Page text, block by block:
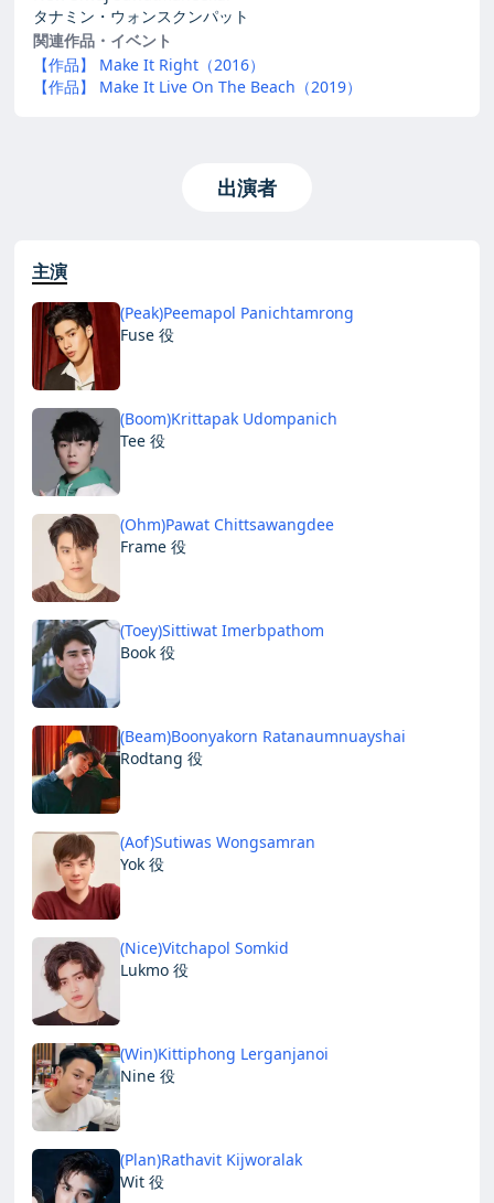
タナミン・ウォンスクンパット
関連作品・イベント
【作品】 Make It Right（2016）
【作品】 Make It Live On The Beach（2019）
出演者
主演
(Peak)Peemapol Panichtamrong
Fuse 役
(Boom)Krittapak Udompanich
Tee 役
(Ohm)Pawat Chittsawangdee
Frame 役
(Toey)Sittiwat Imerbpathom
Book 役
(Beam)Boonyakorn Ratanaumnuayshai
Rodtang 役
(Aof)Sutiwas Wongsamran
Yok 役
(Nice)Vitchapol Somkid
Lukmo 役
(Win)Kittiphong Lerganjanoi
Nine 役
(Plan)Rathavit Kijworalak
Wit 役